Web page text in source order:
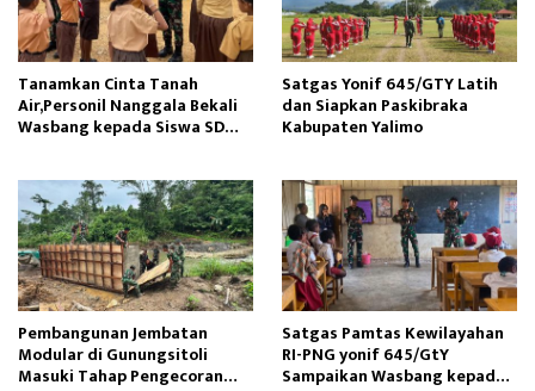
Tanamkan Cinta Tanah
Air,Personil Nanggala Bekali
Wasbang kepada Siswa SD
Satgas Yonif 645/GTY Latih
dan Siapkan Paskibraka
Kabupaten Yalimo
Pembangunan Jembatan
Modular di Gunungsitoli
Masuki Tahap Pengecoran
Satgas Pamtas Kewilayahan
RI-PNG yonif 645/GtY
Sampaikan Wasbang kepada